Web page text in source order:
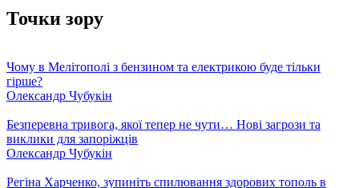
Точки зору
Чому в Мелітополі з бензином та електрикою буде тільки
гірше?
Олександр Чубукін
Безперевна тривога, якої тепер не чути… Нові загрози та
виклики для запоріжців
Олександр Чубукін
Регіна Харченко, зупиніть спилювання здорових тополь в